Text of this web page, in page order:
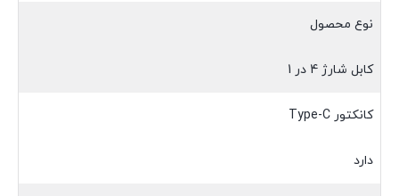
نوع محصول
کابل شارژ 4 در 1
کانکتور Type-C
دارد